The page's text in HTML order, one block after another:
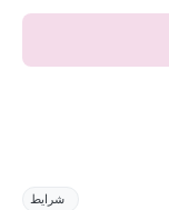
شرایط